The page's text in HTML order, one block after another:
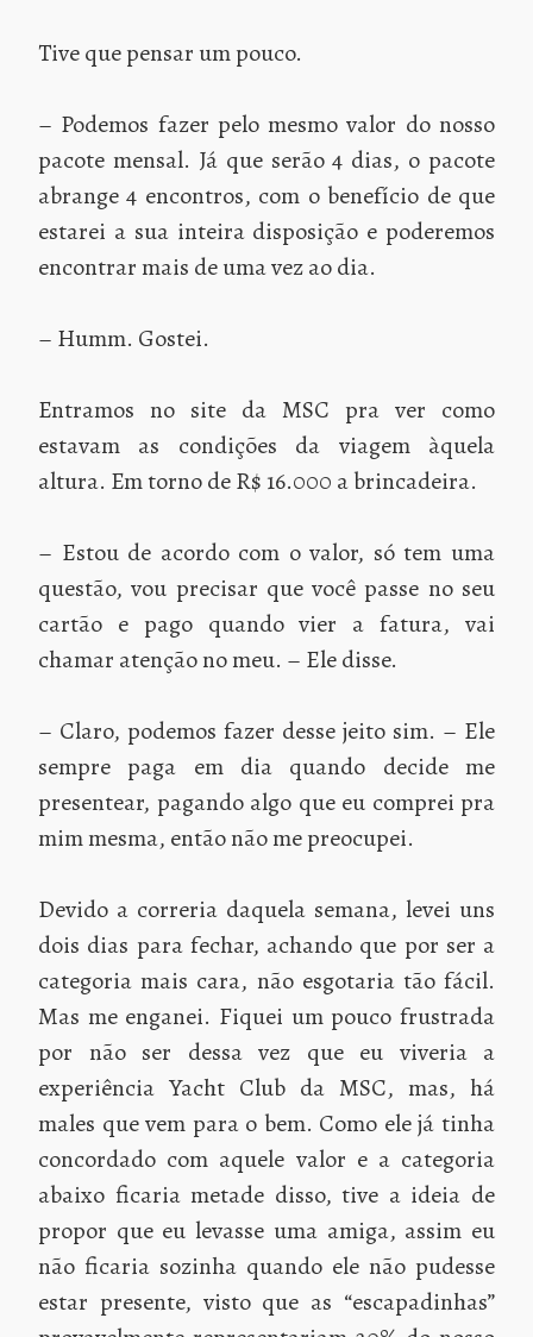
Tive que pensar um pouco.
– Podemos fazer pelo mesmo valor do nosso
pacote mensal. Já que serão 4 dias, o pacote
abrange 4 encontros, com o benefício de que
estarei a sua inteira disposição e poderemos
encontrar mais de uma vez ao dia.
– Humm. Gostei.
Entramos no site da MSC pra ver como
estavam as condições da viagem àquela
altura. Em torno de R$ 16.000 a brincadeira.
– Estou de acordo com o valor, só tem uma
questão, vou precisar que você passe no seu
cartão e pago quando vier a fatura, vai
chamar atenção no meu. – Ele disse.
– Claro, podemos fazer desse jeito sim. – Ele
sempre paga em dia quando decide me
presentear, pagando algo que eu comprei pra
mim mesma, então não me preocupei.
Devido a correria daquela semana, levei uns
dois dias para fechar, achando que por ser a
categoria mais cara, não esgotaria tão fácil.
Mas me enganei. Fiquei um pouco frustrada
por não ser dessa vez que eu viveria a
experiência Yacht Club da MSC, mas, há
males que vem para o bem. Como ele já tinha
concordado com aquele valor e a categoria
abaixo ficaria metade disso, tive a ideia de
propor que eu levasse uma amiga, assim eu
não ficaria sozinha quando ele não pudesse
estar presente, visto que as “escapadinhas”